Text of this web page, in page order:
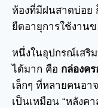
ห้องที่มีฝนสาดบ่อย
ยืดอายุการใช้งานข
หนึ่งในอุปกรณ์เสริ
ได้มาก คือ กล่องค
เล็กๆ ที่หลายคนอา
เป็นเหมือน “หลังค